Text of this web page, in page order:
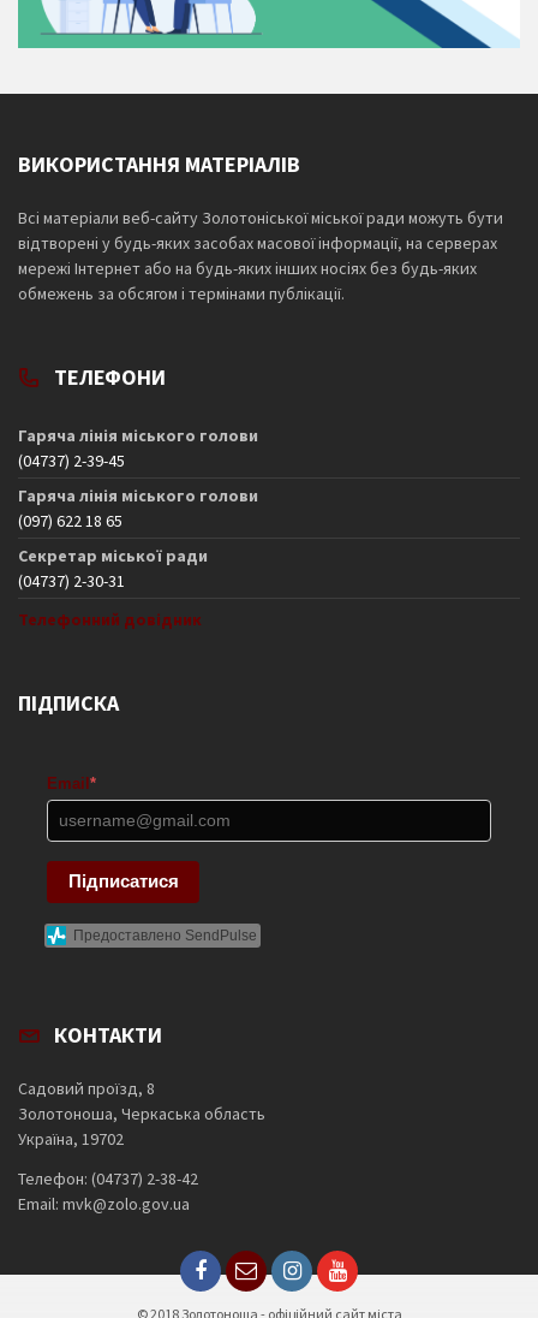
ВИКОРИСТАННЯ МАТЕРІАЛІВ
Всі матеріали веб-сайту Золотоніської міської ради можуть бути
відтворені у будь-яких засобах масової інформації, на серверах
мережі Інтернет або на будь-яких інших носіях без будь-яких
обмежень за обсягом і термінами публікації.
ТЕЛЕФОНИ
Гаряча лінія міського голови
(04737) 2-39-45
Гаряча лінія міського голови
(097) 622 18 65
Секретар міської ради
(04737) 2-30-31
Телефонний довідник
ПІДПИСКА
Email *
Підписатися
Предоставлено SendPulse
КОНТАКТИ
Садовий проїзд, 8
Золотоноша, Черкаська область
Україна, 19702
Телефон: (04737) 2-38-42
Email: mvk@zolo.gov.ua
© 2018 Золотоноша - офіційний сайт міста